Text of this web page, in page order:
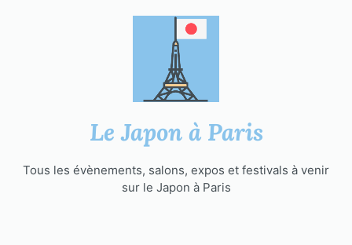
Le Japon à Paris
Tous les évènements, salons, expos et festivals à venir
sur le Japon à Paris